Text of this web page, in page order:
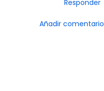
Responder
Añadir comentario